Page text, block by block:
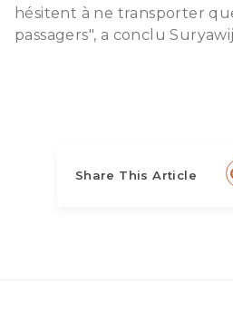
hésitent à ne transporter
passagers", a conclu
Share This Article